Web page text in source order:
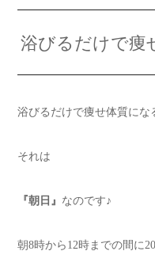
浴びるだけで痩
浴びるだけで痩せ体質にな
それは
『朝日』 なのです♪
朝8時から12時までの間に